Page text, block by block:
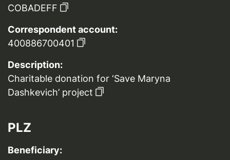
COBADEFF
Correspondent account:
400886700401
Description:
Charitable donation for ‘Save Maryna
Dashkevich’ project
PLZ
Beneficiary: